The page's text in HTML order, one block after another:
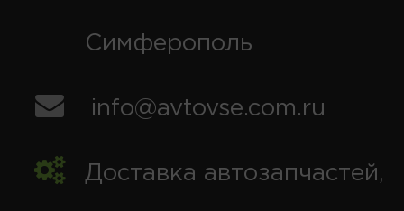
Симферополь
info@avtovse.com.ru
Доставка автозапчастей,